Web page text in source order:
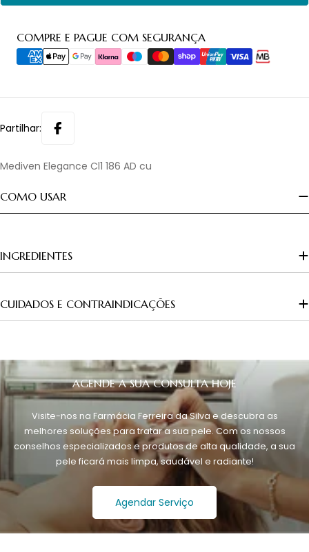
COMPRE E PAGUE COM SEGURANÇA
Métodos
de
pagamento
Partilhar:
Mediven Elegance Cl1 186 AD cu
COMO USAR
INGREDIENTES
CUIDADOS E CONTRAINDICAÇÕES
AGENDE A SUA CONSULTA HOJE
Visite-nos na Farmácia Ferreira da Silva e descubra as
melhores soluções para tratar a sua pele. Com os nossos
conselhos especializados e produtos de alta qualidade, a sua
pele ficará mais limpa, saudável e radiante!
Agendar Serviço